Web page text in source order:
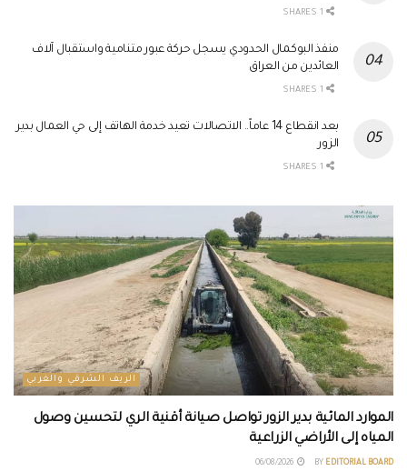
منفذ البوكمال الحدودي يسجل حركة عبور متنامية واستقبال آلاف
العائدين من العراق
بعد انقطاع 14 عاماً.. الاتصالات تعيد خدمة الهاتف إلى حي العمال بدير
الزور
الريف الشرقي والغربي
الموارد المائية بدير الزور تواصل صيانة أقنية الري لتحسين وصول
المياه إلى الأراضي الزراعية
BY EDITORIAL BOARD